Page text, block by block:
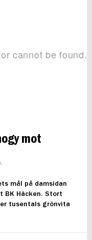
mot
mål på damsidan
BK Häcken. Stort
tusentals grönvita